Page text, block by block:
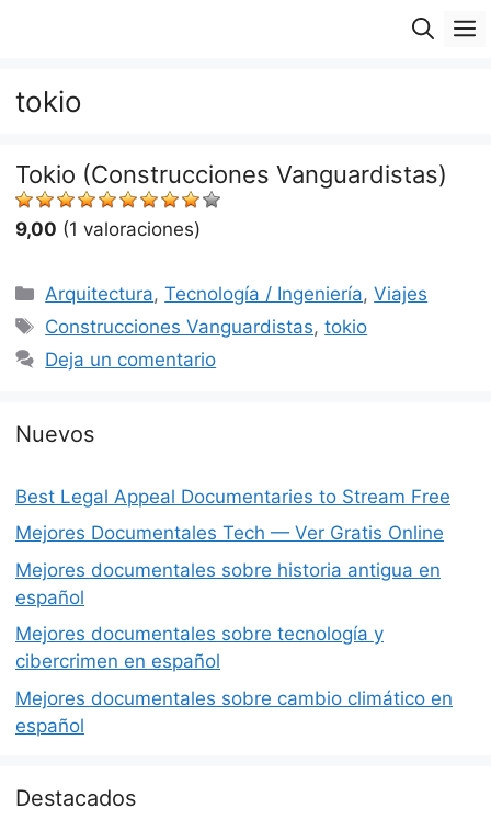
tokio
Tokio (Construcciones Vanguardistas)
9,00 (1 valoraciones)
Categorías
Arquitectura,Tecnología / Ingeniería,Viajes
Etiquetas
Construcciones Vanguardistas,tokio
Deja un comentario
Nuevos
Best Legal Appeal Documentaries to Stream Free
Mejores Documentales Tech — Ver Gratis Online
Mejores documentales sobre historia antigua en
español
Mejores documentales sobre tecnología y
cibercrimen en español
Mejores documentales sobre cambio climático en
español
Destacados